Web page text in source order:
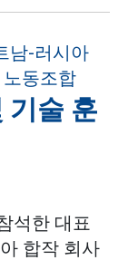
기술 훈
석한 대표
합작 회사